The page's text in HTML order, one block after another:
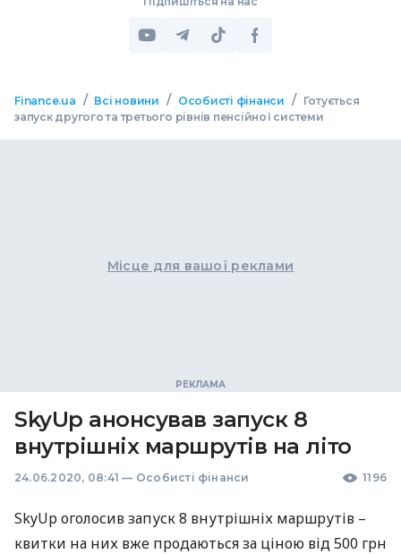
Finance.ua / Всі новини / Особисті фінанси /
Готується
запуск другого та третього рівнів пенсійної системи
Місце для вашої реклами
SkyUp анонсував запуск 8
внутрішніх маршрутів на літо
24.06.2020, 08:41 — Особисті фінанси 1196
SkyUp оголосив запуск 8 внутрішніх маршрутів –
квитки на них вже продаються за ціною від 500 грн